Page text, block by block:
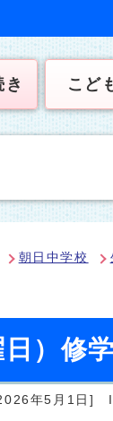
こど
朝日中学校
）修
年5月1日]